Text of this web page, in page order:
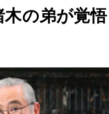
の弟が覚悟